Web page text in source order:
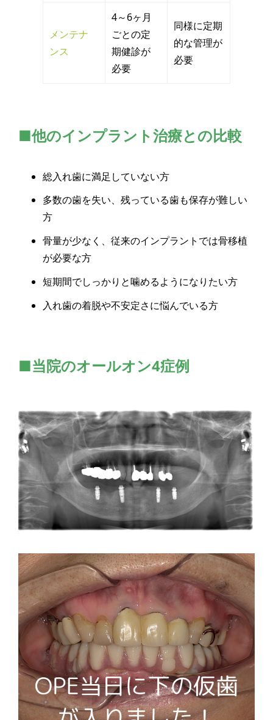
メンテナ
ンス
4～6ヶ月
ごとの定
期健診が
必要
同様に定期
的な管理が
必要
■他のインプラント治療との比較
総入れ歯に満足していない方
多数の歯を失い、残っている歯も保存が難しい
方
骨量が少なく、従来のインプラントでは骨移植
が必要な方
短期間でしっかりと噛めるようになりたい方
入れ歯の着脱や不安定さに悩んでいる方
■当院のオールオン4症例